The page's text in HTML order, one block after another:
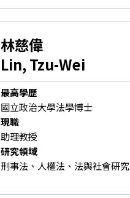
林慈偉
Lin, Tzu-Wei
最高學歷
國立政治大學法學博士
現職
助理教授
研究領域
刑事法、人權法、法與社會研究